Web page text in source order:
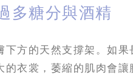
多糖分與酒精
下方的天然支撐架。如
衣裳，萎縮的肌肉會讓